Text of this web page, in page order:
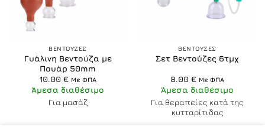
ΒΕΝΤΟΥΖΕΣ
Γυάλινη Βεντούζα με
Πουάρ 50mm
10.00 € Με ΦΠΑ
Άμεσα διαθέσιμο
Για μασάζ
ΒΕΝΤΟΥΖΕΣ
Σετ Βεντούζες 6τμχ
8.00 € Με ΦΠΑ
Άμεσα διαθέσιμο
Για θεραπείες κατά της
κυτταρίτιδας